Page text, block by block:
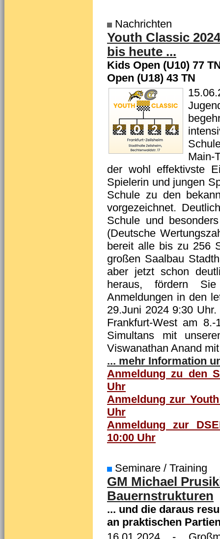
Nachrichten
Youth Classic
bis heute ...
Kids Open (U10) 77
Open (U18) 43 TN
Main-
der wohl effektivste
Spielerin und jungen
Schule zu den
vorgezeichnet.
Schule und
(Deutsche
bereit alle bis zu 256
großen Saalbau
aber jetzt schon
heraus, fördern
Anmeldungen in den
29.Juni 2024 9:30
Frankfurt-West am
Simultans mit
Viswanathan Anand
... mehr Information
Anmeldung zu den
Uhr
Anmeldung zur
Uhr
Anmeldung zur
10:00 Uhr
Seminare / Training
GM Michael
Bauernstrukturen
... und die daraus
an praktischen